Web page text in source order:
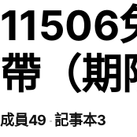
11506
帶（期
成員49 記事本3